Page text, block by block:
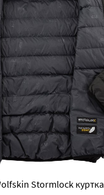
Stormlock куртка